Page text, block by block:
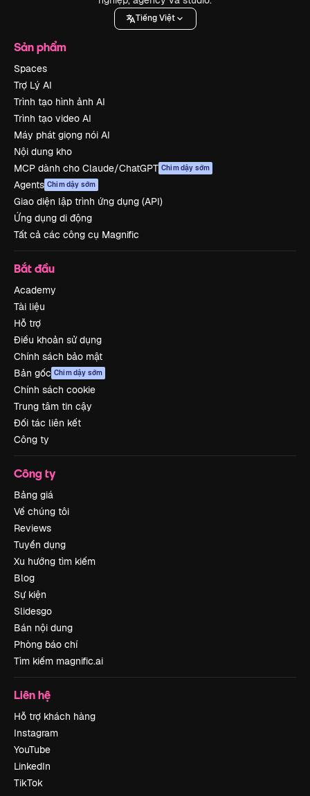
Tiếng Việt
Sản phẩm
Spaces
Trợ Lý AI
Trình tạo hình ảnh AI
Trình tạo video AI
Máy phát giọng nói AI
Nội dung kho
MCP dành cho Claude/ChatGPT Chim dậy sớm
Agents Chim dậy sớm
Giao diện lập trình ứng dụng (API)
Ứng dụng di động
Tất cả các công cụ Magnific
Bắt đầu
Academy
Tài liệu
Hỗ trợ
Điều khoản sử dụng
Chính sách bảo mật
Bản gốc Chim dậy sớm
Chính sách cookie
Trung tâm tin cậy
Đối tác liên kết
Công ty
Công ty
Bảng giá
Về chúng tôi
Reviews
Tuyển dụng
Xu hướng tìm kiếm
Blog
Sự kiện
Slidesgo
Bán nội dung
Phòng báo chí
Tìm kiếm magnific.ai
Liên hệ
Hỗ trợ khách hàng
Instagram
YouTube
LinkedIn
TikTok